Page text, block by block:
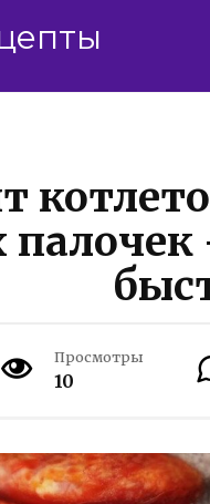
Просмотры
10